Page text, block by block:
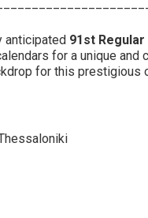
anticipated 91st
for a unique and
for this prestigious